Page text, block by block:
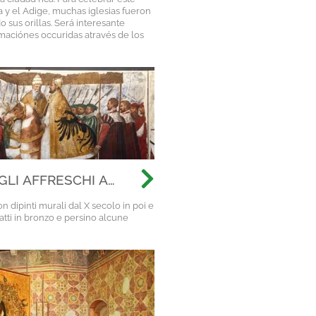
y el Adige, muchas iglesias fueron
sus orillas. Será interesante
occuridas através de los
AFFRESCHI A
dipinti murali dal X secolo in poi e
in bronzo e persino alcune